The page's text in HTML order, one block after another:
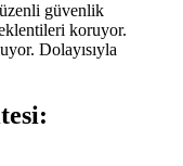
güvenlik
koruyor.
Dolayısıyla